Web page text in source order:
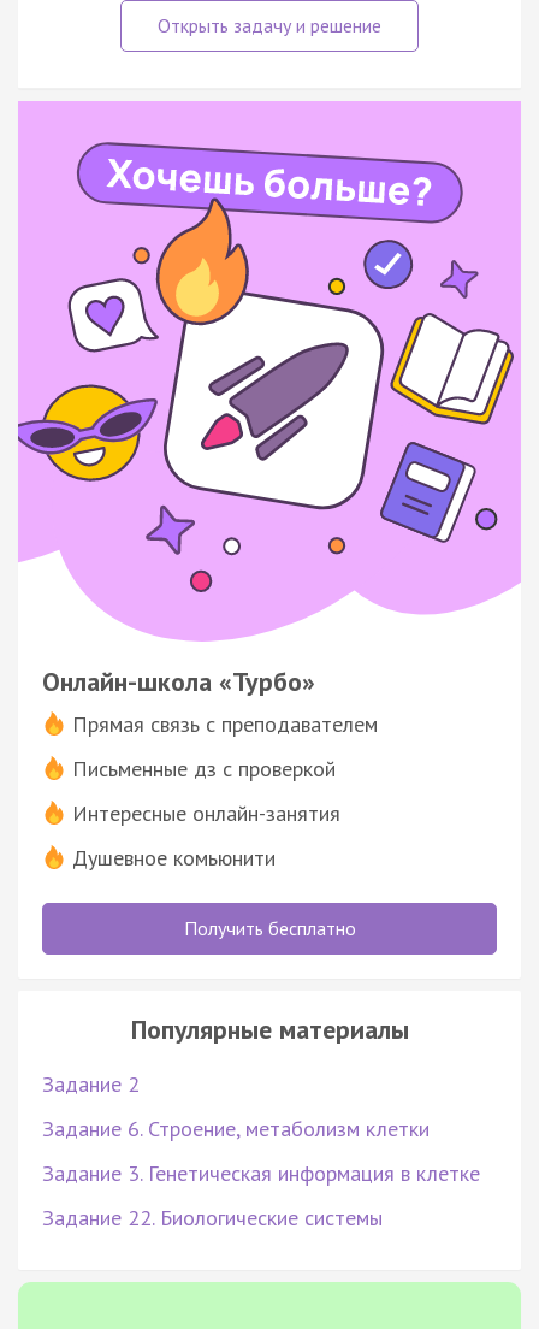
Онлайн-школа «Турбо»
Прямая связь с преподавателем
Письменные дз с проверкой
Интересные онлайн-занятия
Душевное комьюнити
Получить бесплатно
Популярные материалы
Задание 2
Задание 6. Строение, метаболизм клетки
Задание 3. Генетическая информация в клетке
Задание 22. Биологические системы